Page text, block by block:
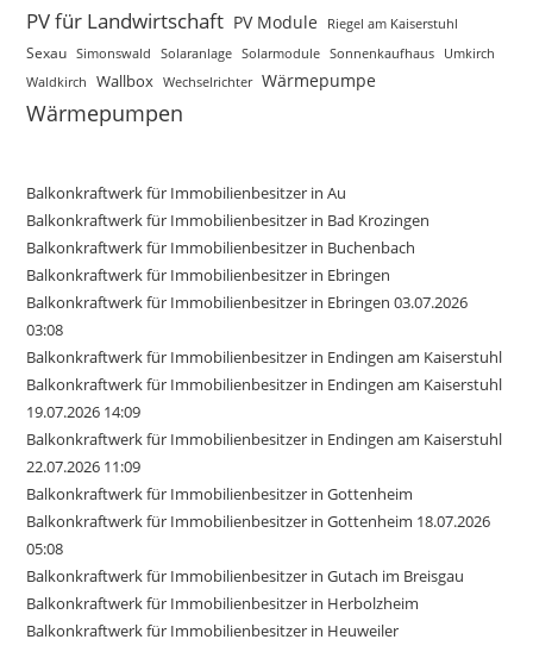
PV für Landwirtschaft PV Module Riegel am Kaiserstuhl
Sexau Simonswald Solaranlage Solarmodule Sonnenkaufhaus Umkirch
Waldkirch Wallbox Wechselrichter Wärmepumpe
Wärmepumpen
Balkonkraftwerk für Immobilienbesitzer in Au
Balkonkraftwerk für Immobilienbesitzer in Bad Krozingen
Balkonkraftwerk für Immobilienbesitzer in Buchenbach
Balkonkraftwerk für Immobilienbesitzer in Ebringen
Balkonkraftwerk für Immobilienbesitzer in Ebringen 03.07.2026
03:08
Balkonkraftwerk für Immobilienbesitzer in Endingen am Kaiserstuhl
Balkonkraftwerk für Immobilienbesitzer in Endingen am Kaiserstuhl
19.07.2026 14:09
Balkonkraftwerk für Immobilienbesitzer in Endingen am Kaiserstuhl
22.07.2026 11:09
Balkonkraftwerk für Immobilienbesitzer in Gottenheim
Balkonkraftwerk für Immobilienbesitzer in Gottenheim 18.07.2026
05:08
Balkonkraftwerk für Immobilienbesitzer in Gutach im Breisgau
Balkonkraftwerk für Immobilienbesitzer in Herbolzheim
Balkonkraftwerk für Immobilienbesitzer in Heuweiler